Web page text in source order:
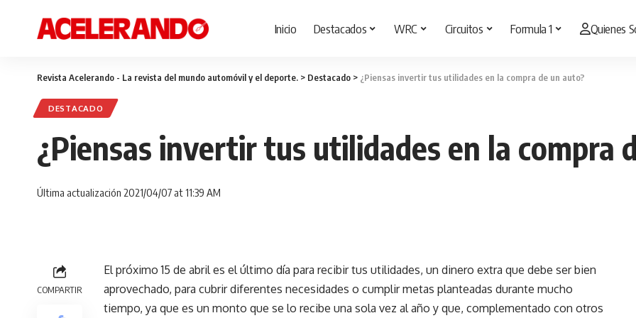
Inicio Destacados WRC Circuitos Formula 1 Quienes
Revista Acelerando - La revista del mundo automóvil y el deporte. > Destacado > ¿Piensas invertir tus utilidades en la compra de un auto?
DESTACADO
¿Piensas invertir tus utilidades en la compra
Última actualización 2021/04/07 at 11:39 AM
COMPARTIR
El próximo 15 de abril es el último día para recibir tus utilidades, un dinero extra que debe ser bien
aprovechado, para cubrir diferentes necesidades o cumplir metas planteadas durante mucho
tiempo, ya que es un monto que se lo recibe una sola vez al año y que, complementado con otros